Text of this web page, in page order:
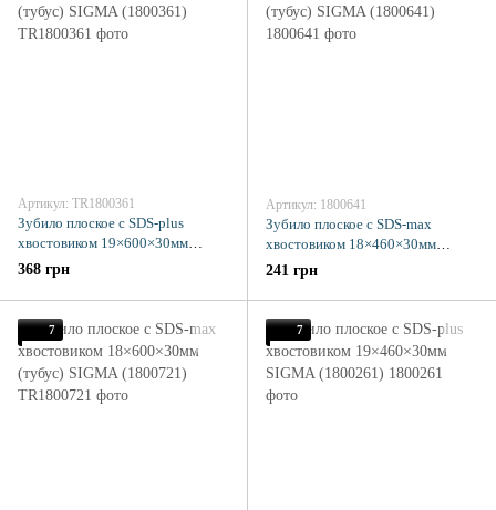
Артикул: TR1800361
Зубило плоское с SDS-plus
хвостовиком 19×600×30мм
(тубус) SIGMA (1800361)
368 грн
Артикул: 1800641
Зубило плоское с SDS-max
хвостовиком 18×460×30мм
(тубус) SIGMA (1800641)
241 грн
7 7